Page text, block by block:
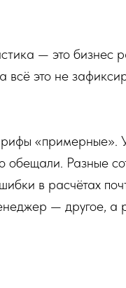
— это бизнес
всё это не
«примерные».
обещали. Разные
в расчётах
— другое, а